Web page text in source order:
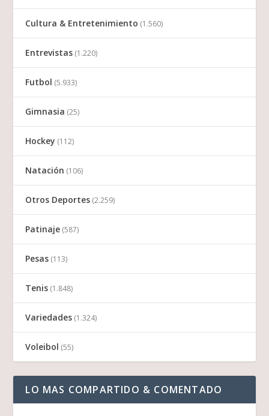
Cultura & Entretenimiento (1.560)
Entrevistas (1.220)
Futbol (5.933)
Gimnasia (25)
Hockey (112)
Natación (106)
Otros Deportes (2.259)
Patinaje (587)
Pesas (113)
Tenis (1.848)
Variedades (1.324)
Voleibol (55)
LO MAS COMPARTIDO & COMENTADO